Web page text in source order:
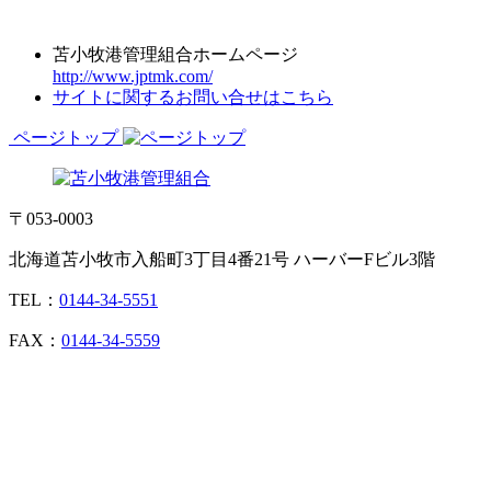
苫小牧港管理組合ホームページ
http://www.jptmk.com/
サイトに関するお問い合せはこちら
ページトップ
〒053-0003
北海道苫小牧市入船町3丁目4番21号 ハーバーFビル3階
TEL： 0144-34-5551
FAX： 0144-34-5559